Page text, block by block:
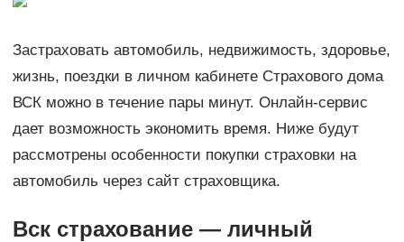
Застраховать автомобиль, недвижимость, здоровье,
жизнь, поездки в личном кабинете Страхового дома
ВСК можно в течение пары минут. Онлайн-сервис
дает возможность экономить время. Ниже будут
рассмотрены особенности покупки страховки на
автомобиль через сайт страховщика.
Вск страхование — личный